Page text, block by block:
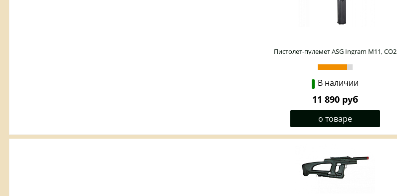
Пистолет-пулемет ASG Ingram M11, CO2
В наличии
11 890 руб
о товаре